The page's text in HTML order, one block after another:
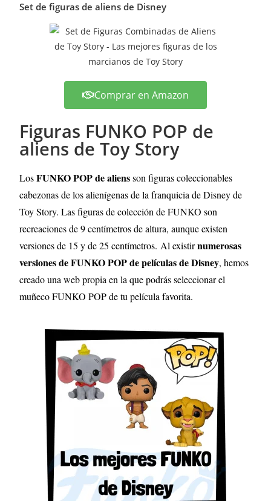
Set de figuras de aliens de Disney
Comprar en Amazon
Figuras FUNKO POP de
aliens de Toy Story
LosFUNKO POP de aliensson figuras coleccionables
cabezonas de los alienígenas de la franquicia de Disney de
Toy Story. Las figuras de colección de FUNKO son
recreaciones de 9 centímetros de altura, aunque existen
versiones de 15 y de 25 centímetros. Al existirnumerosas
versiones de FUNKO POP de películas de Disney, hemos
creado una web propia en la que podrás seleccionar el
muñeco FUNKO POP de tu película favorita.